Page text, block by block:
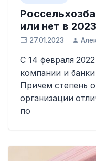
или нет в
27.01.2023
С 14 февраля
компании и
Причем степень
организации
по